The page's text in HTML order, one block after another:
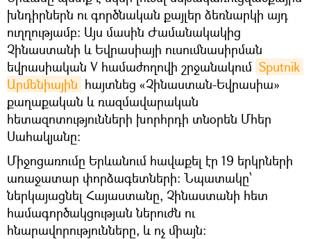
խնդիրներն ու գործնական քայլեր ձեռնարկի այդ
ուղղությամբ։ Այս մասին Ժամանակակից
Չինաստանի և Եվրասիայի ուսումնասիրման
եվրասիական V համաժողովի շրջանակում Sputnik
Արմենիային հայտնեց «Չինաստան-Եվրասիա»
քաղաքական և ռազմավարական
հետազոտությունների խորհրդի տնօրեն Մհեր
Սահակյանը։
Միջոցառումը Երևանում հավաքել էր 19 երկրների
առաջատար փորձագետների։ Նպատակը՝
ներկայացնել Հայաստանը, Չինաստանի հետ
համագործակցության ներուժն ու
հնարավորությունները, և ոչ միայն։